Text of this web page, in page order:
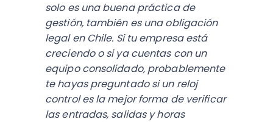
solo es una buena práctica de
gestión, también es una obligación
legal en Chile. Si tu empresa está
creciendo o si ya cuentas con un
equipo consolidado, probablemente
te hayas preguntado si un reloj
control es la mejor forma de verificar
las entradas, salidas y horas